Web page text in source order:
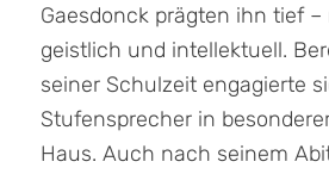
Gaesdonck prägten ihn tief
geistlich und intellektuell.
seiner Schulzeit engagierte
Stufensprecher in
Haus. Auch nach seinem